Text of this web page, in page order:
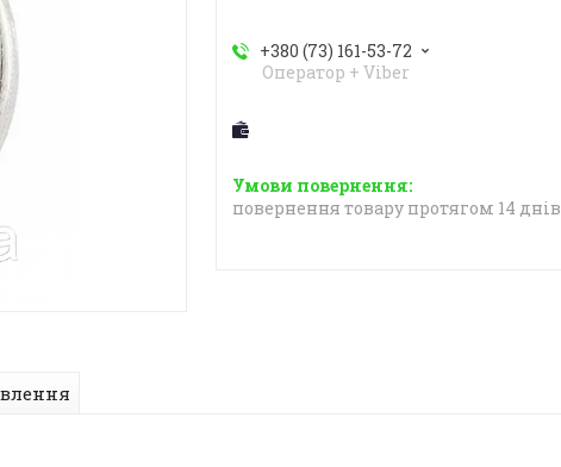
+380 (73) 161-53-72
Оператор + Viber
повернення товару протягом 14 днів